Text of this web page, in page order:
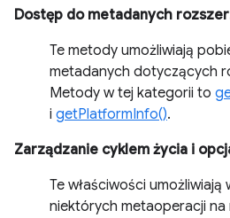
Dostęp do metadanych
Te metody umożliwiają
metadanych dotyczących
Metody w tej kategorii to
i getPlatformInfo().
Zarządzanie cyklem życia i
Te właściwości umożliwiają
niektórych metaoperacji na